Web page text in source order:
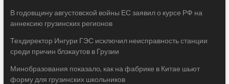
В годовщину августовской войны ЕС заявил о курсе РФ на
аннексию грузинских регионов
Техдиректор Ингури ГЭС исключил неисправность станции
среди причин блэкаутов в Грузии
Минобразования показало, как на фабрике в Китае шьют
форму для грузинских школьников